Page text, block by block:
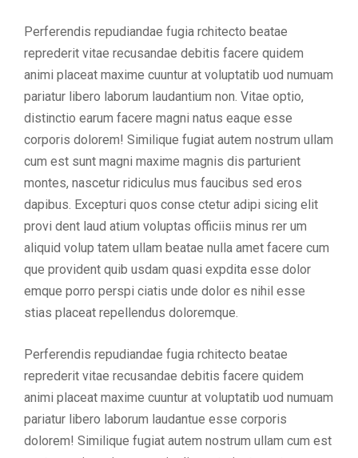
Perferendis repudiandae fugia rchitecto beatae
reprederit vitae recusandae debitis facere quidem
animi placeat maxime cuuntur at voluptatib uod numuam
pariatur libero laborum laudantium non. Vitae optio,
distinctio earum facere magni natus eaque esse
corporis dolorem! Similique fugiat autem nostrum ullam
cum est sunt magni maxime magnis dis parturient
montes, nascetur ridiculus mus faucibus sed eros
dapibus. Excepturi quos conse ctetur adipi sicing elit
provi dent laud atium voluptas officiis minus rer um
aliquid volup tatem ullam beatae nulla amet facere cum
que provident quib usdam quasi expdita esse dolor
emque porro perspi ciatis unde dolor es nihil esse
stias placeat repellendus doloremque.
Perferendis repudiandae fugia rchitecto beatae
reprederit vitae recusandae debitis facere quidem
animi placeat maxime cuuntur at voluptatib uod numuam
pariatur libero laborum laudantue esse corporis
dolorem! Similique fugiat autem nostrum ullam cum est